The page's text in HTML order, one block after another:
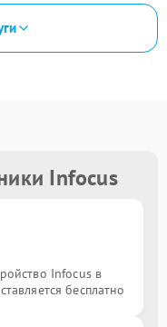
Infocus
Infocus в
бесплатно